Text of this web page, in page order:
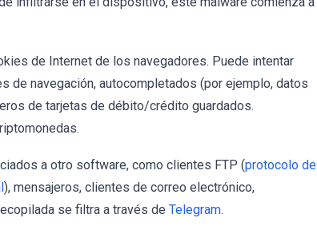
de Internet de los navegadores. Puede intentar
navegación, autocompletados (por ejemplo, datos
de tarjetas de débito/crédito guardados.
a otro software, como clientes FTP (protocolo de
), mensajeros, clientes de correo electrónico,
se filtra a través de Telegram.